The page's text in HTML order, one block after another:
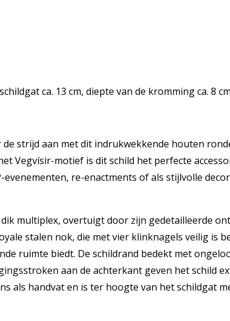
ca. 13 cm, diepte van de kromming ca. 8 cm
strijd aan met dit indrukwekkende houten
Vegvísir-motief is dit schild het perfecte
re-enactments of als stijlvolle
dik multiplex, overtuigt door zijn gedetailleerde
stalen nok, die met vier klinknagels veilig is
ruimte biedt. De schildrand bedekt met
aan de achterkant geven het schild
als handvat en is ter hoogte van het schildgat